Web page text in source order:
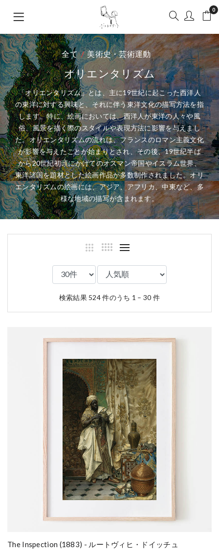
0
全て 美術史・芸術運動
オリエンタリズム
「オリエンタリズム」とは、主に19世紀に起こった西洋人
の東洋に対する興味と、それに伴う東洋文化の描写方法を指
します。特に、絵画においては、西洋人が東洋の人々や風
俗、風景を描く際のスタイルや表現方法に影響を与えまし
た。オリエンタリズムの流れは、フランスのロマン主義文化
が影響を与えたことが始まりとされ、その後、19世紀半ば
から20世紀初頭にかけてのオスマン帝国やイスラム世界、
東洋諸国を題材とした絵画作品が多数制作されました。オリ
エンタリズムの絵画には、アジア、アフリカ、中東など、多
様な地域の描写が含まれます。
検索結果 524 件のうち 1 – 30 件
The Inspection (1883) - ルートヴィヒ・ドイッチュ